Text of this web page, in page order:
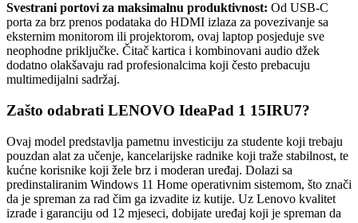
Svestrani portovi za maksimalnu produktivnost: Od USB-C
porta za brz prenos podataka do HDMI izlaza za povezivanje sa
eksternim monitorom ili projektorom, ovaj laptop posjeduje sve
neophodne priključke. Čitač kartica i kombinovani audio džek
dodatno olakšavaju rad profesionalcima koji često prebacuju
multimedijalni sadržaj.
Zašto odabrati LENOVO IdeaPad 1 15IRU7?
Ovaj model predstavlja pametnu investiciju za studente koji trebaju
pouzdan alat za učenje, kancelarijske radnike koji traže stabilnost, te
kućne korisnike koji žele brz i moderan uređaj. Dolazi sa
predinstaliranim Windows 11 Home operativnim sistemom, što znači
da je spreman za rad čim ga izvadite iz kutije. Uz Lenovo kvalitet
izrade i garanciju od 12 mjeseci, dobijate uređaj koji je spreman da